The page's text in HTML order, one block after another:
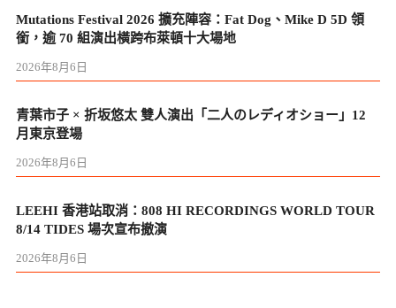
Mutations Festival 2026 擴充陣容：Fat Dog、Mike D 5D 領
銜，逾 70 組演出橫跨布萊頓十大場地
2026年8月6日
青葉市子 × 折坂悠太 雙人演出「二人のレディオショー」12
月東京登場
2026年8月6日
LEEHI 香港站取消：808 HI RECORDINGS WORLD TOUR
8/14 TIDES 場次宣布撤演
2026年8月6日